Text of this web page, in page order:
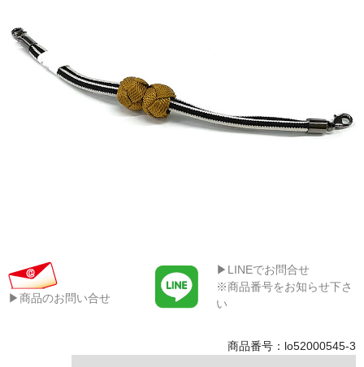
▶商品のお問い合せ
▶LINEでお問合せ
※商品番号をお知らせ下さ
い
商品番号：lo52000545-3